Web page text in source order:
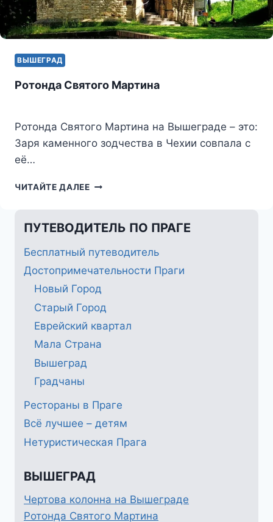
ВЫШЕГРАД
Ротонда Святого Мартина
Ротонда Святого Мартина на Вышеграде – это:
Заря каменного зодчества в Чехии совпала с
её…
ЧИТАЙТЕ ДАЛЕЕРОТОНДА
МАРТИНА
ПУТЕВОДИТЕЛЬ ПО ПРАГЕ
Бесплатный путеводитель
Достопримечательности Праги
Новый Город
Старый Город
Еврейский квартал
Мала Страна
Вышеград
Градчаны
Рестораны в Праге
Всё лучшее – детям
Нетуристическая Прага
ВЫШЕГРАД
Чертова колонна на Вышеграде
Ротонда Святого Мартина